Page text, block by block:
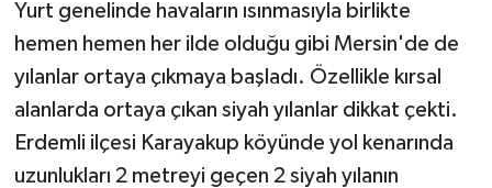
Yurt genelinde havaların ısınmasıyla birlikte
hemen hemen her ilde olduğu gibi Mersin'de de
yılanlar ortaya çıkmaya başladı. Özellikle kırsal
alanlarda ortaya çıkan siyah yılanlar dikkat çekti.
Erdemli ilçesi Karayakup köyünde yol kenarında
uzunlukları 2 metreyi geçen 2 siyah yılanın
Sürmanşet
Teknoloji
Yaşam